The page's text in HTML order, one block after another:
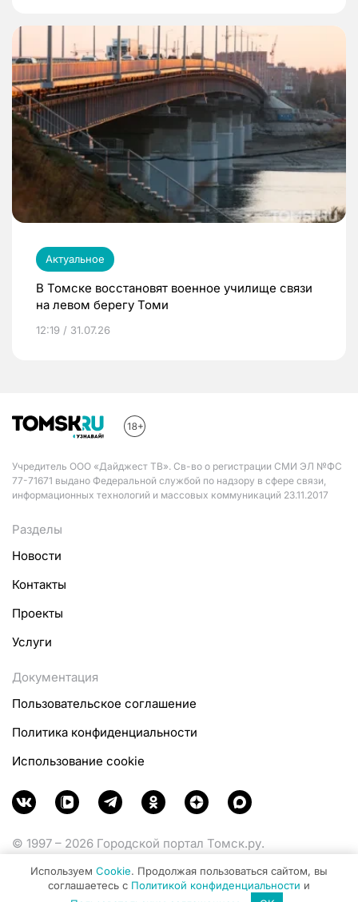
Актуальное
В Томске восстановят военное училище связи
на левом берегу Томи
12:19 / 31.07.26
Учредитель ООО «Дайджест ТВ». Св-во о регистрации СМИ ЭЛ №ФС
77-71671 выдано Федеральной службой по надзору в сфере связи,
информационных технологий и массовых коммуникаций 23.11.2017
Разделы
Новости
Контакты
Проекты
Услуги
Документация
Пользовательское соглашение
Политика конфиденциальности
Использование cookie
© 1997 – 2026 Городской портал Томск.ру.
Министерства цифрового развития, связи и массовых
коммуникаций Российской Федерации.
Используем Cookie. Продолжая пользоваться сайтом, вы
соглашаетесь с Политикой конфиденциальности и